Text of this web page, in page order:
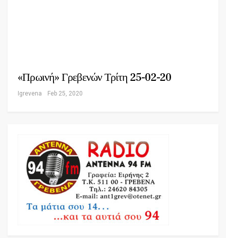
«Πρωινή» Γρεβενών Τρίτη 25-02-20
Igrevena Feb 25, 2020